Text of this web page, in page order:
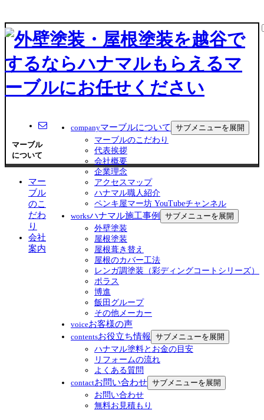
companyマーブルについて
サブメニューを展開
マーブルのこだわり
代表挨拶
会社概要
企業理念
アクセスマップ
ハナマル職人紹介
ペンキ屋マー坊 YouTubeチャンネル
worksハナマル施工事例
サブメニューを展開
外壁塗装
屋根塗装
屋根葺き替え
屋根のカバー工法
レンガ調塗装（彩ディングコートシリーズ）
ポラス
博進
飯田グループ
その他メーカー
voiceお客様の声
contentsお役立ち情報 サブメニューを展開
ハナマル塗料とお金の目安
リフォームの流れ
よくある質問
contactお問い合わせ サブメニューを展開
お問い合わせ
無料お見積もり
マーブル
について
マー
ブル
のこ
だわ
り
会社
案内